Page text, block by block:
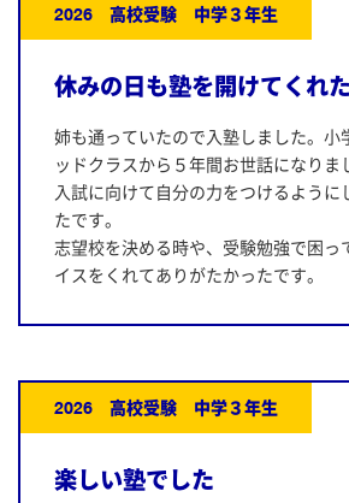
2026 高校受験 中学３年生
休みの日も塾を開けてくれた
姉も通っていたので入塾しました。小
ッドクラスから５年間お世話になりま
入試に向けて自分の力をつけるように
たです。
志望校を決める時や、受験勉強で困っ
イスをくれてありがたかったです。
2026 高校受験 中学３年生
楽しい塾でした